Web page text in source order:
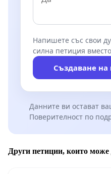
Напишете със свои
силна петиция
Създаване на
Данните ви остават
Поверителност по
Други петиции, които може